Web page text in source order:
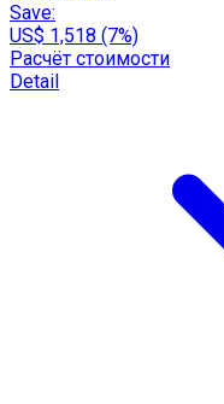
Save:
US$ 1,518 (7%)
Расчёт стоимости
Detail